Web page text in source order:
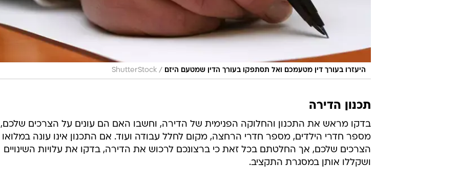
היעזרו בעורך דין מטעמכם ואל תסתפקו בעורך הדין שמטעם היזם /
ShutterStock
תכנון הדירה
בדקו מראש את התכנון והחלוקה הפנימית של הדירה, וחשבו האם הם עונים על הצרכים שלכם,
מספר חדרי הילדים, מספר חדרי הרחצה, מקום לחלל עבודה ועוד. אם התכנון אינו עונה
הצרכים שלכם, אך החלטתם בכל זאת כי ברצונכם לרכוש את הדירה, בדקו את עלויות השינויים
ושקללו אותן במסגרת התקציב.